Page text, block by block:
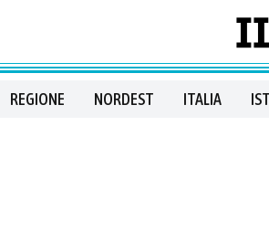
REGIONE NORDEST ITALIA